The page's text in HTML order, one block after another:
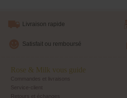
Livraison rapide
Satisfait ou remboursé
Rose & Milk vous guide
Commandes et livraisons
Service-client
Retours et échanges